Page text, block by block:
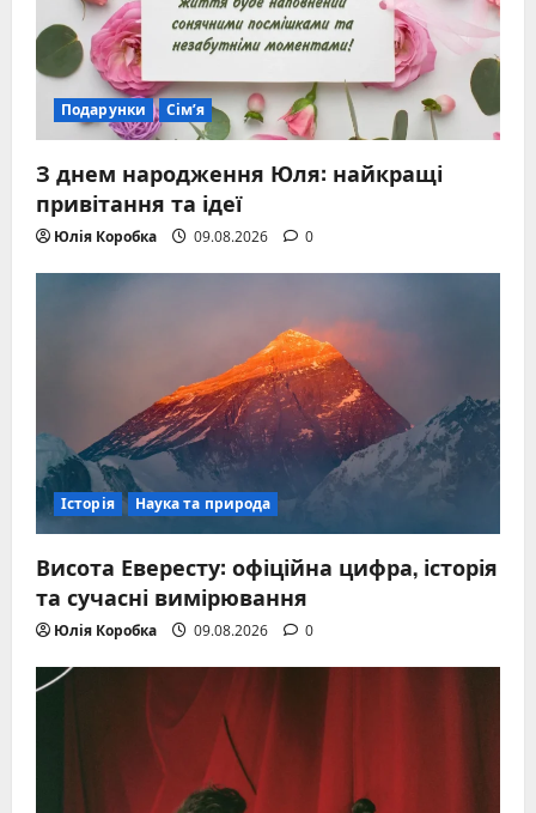
Подарунки Сім’я
З днем народження Юля: найкращі
привітання та ідеї
Юлія Коробка 09.08.2026 0
Історія Наука та природа
Висота Евересту: офіційна цифра, історія
та сучасні вимірювання
Юлія Коробка 09.08.2026 0